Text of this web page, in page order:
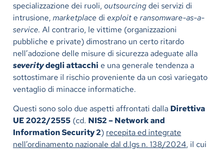
specializzazione dei ruoli, outsourcingdei servizi di
intrusione, marketplace di exploite ransomware-as-a-
service. Al contrario, le vittime (organizzazioni
pubbliche e private) dimostrano un certo ritardo
nell’adozione delle misure di sicurezza adeguate alla
severitydegli attacchi e una generale tendenza a
sottostimare il rischio proveniente da un così variegato
ventaglio di minacce informatiche.
Questi sono solo due aspetti affrontati dalla Direttiva
UE 2022/2555 (cd. NIS2 – Network and
Information Security 2) recepita ed integrate
nell’ordinamento nazionale dal d.lgs n. 138/2024, il cui